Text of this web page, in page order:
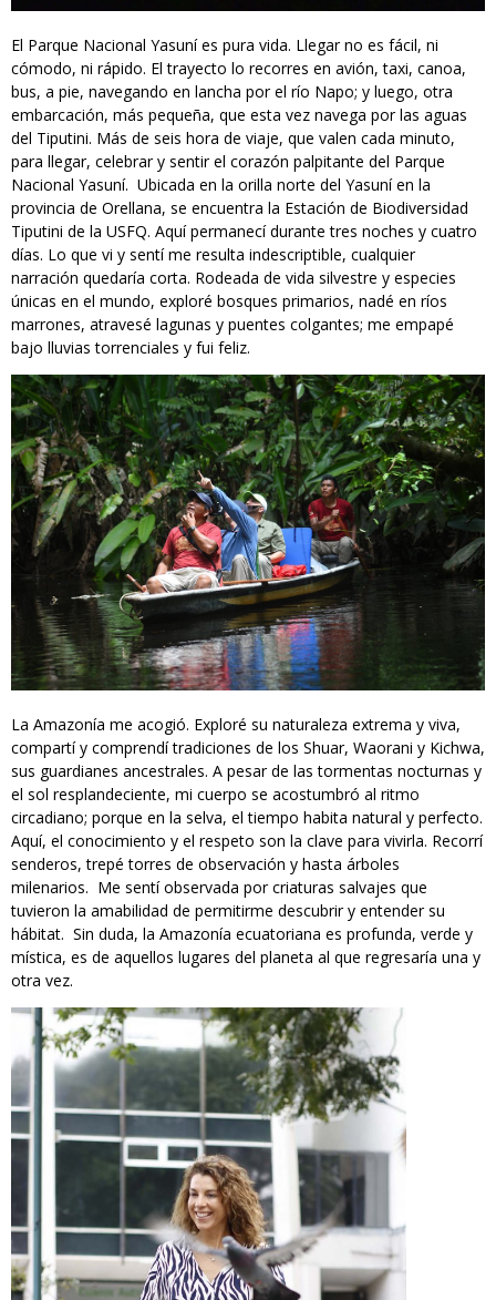
El Parque Nacional Yasuní es pura vida. Llegar no es fácil, ni
cómodo, ni rápido. El trayecto lo recorres en avión, taxi, canoa,
bus, a pie, navegando en lancha por el río Napo; y luego, otra
embarcación, más pequeña, que esta vez navega por las aguas
del Tiputini. Más de seis hora de viaje, que valen cada minuto,
para llegar, celebrar y sentir el corazón palpitante del Parque
Nacional Yasuní. Ubicada en la orilla norte del Yasuní en la
provincia de Orellana, se encuentra la Estación de Biodiversidad
Tiputini de la USFQ. Aquí permanecí durante tres noches y cuatro
días. Lo que vi y sentí me resulta indescriptible, cualquier
narración quedaría corta. Rodeada de vida silvestre y especies
únicas en el mundo, exploré bosques primarios, nadé en ríos
marrones, atravesé lagunas y puentes colgantes; me empapé
bajo lluvias torrenciales y fui feliz.
La Amazonía me acogió. Exploré su naturaleza extrema y viva,
compartí y comprendí tradiciones de los Shuar, Waorani y Kichwa,
sus guardianes ancestrales. A pesar de las tormentas nocturnas y
el sol resplandeciente, mi cuerpo se acostumbró al ritmo
circadiano; porque en la selva, el tiempo habita natural y perfecto.
Aquí, el conocimiento y el respeto son la clave para vivirla. Recorrí
senderos, trepé torres de observación y hasta árboles
milenarios. Me sentí observada por criaturas salvajes que
tuvieron la amabilidad de permitirme descubrir y entender su
hábitat. Sin duda, la Amazonía ecuatoriana es profunda, verde y
mística, es de aquellos lugares del planeta al que regresaría una y
otra vez.